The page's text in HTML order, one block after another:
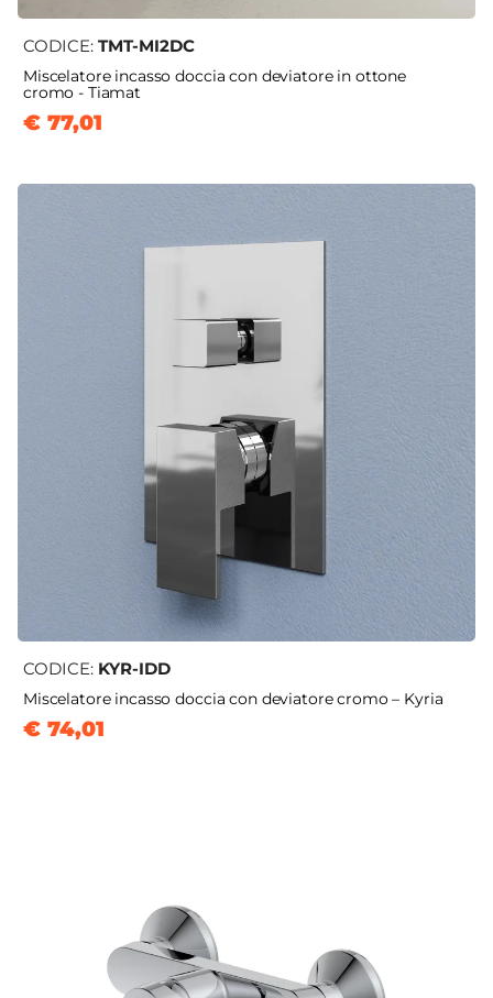
CODICE: TMT-MI2DC
Miscelatore incasso doccia con deviatore in ottone
cromo - Tiamat
€ 77,01
CODICE: KYR-IDD
Miscelatore incasso doccia con deviatore cromo – Kyria
€ 74,01